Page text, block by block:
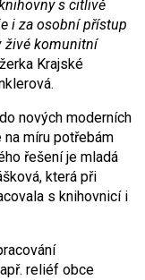
s citlivě
i za osobní přístup
živé komunitní
Krajské
nových moderních
míru potřebám
řešení je mladá
která při
s knihovnicí i
reliéf obce